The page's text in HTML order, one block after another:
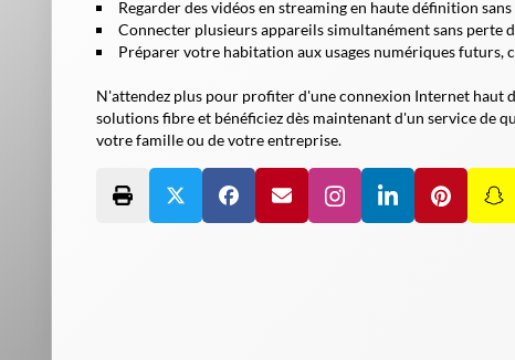
Regarder des vidéos en streaming en haute définition
Connecter plusieurs appareils simultanément sans perte
Préparer votre habitation aux usages numériques
N'attendez plus pour profiter d'une connexion Internet haut
solutions fibre et bénéficiez dès maintenant d'un service de
votre famille ou de votre entreprise.